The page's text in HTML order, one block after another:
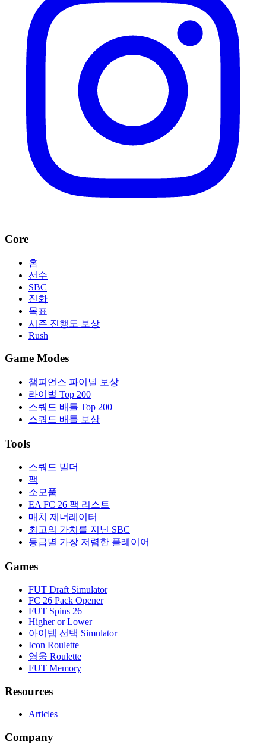
Core
홈
선수
SBC
진화
목표
시즌 진행도 보상
Rush
Game Modes
챔피언스 파이널 보상
라이벌 Top 200
스쿼드 배틀 Top 200
스쿼드 배틀 보상
Tools
스쿼드 빌더
팩
소모품
EA FC 26 팩 리스트
매치 제너레이터
최고의 가치를 지닌 SBC
등급별 가장 저렴한 플레이어
Games
FUT Draft Simulator
FC 26 Pack Opener
FUT Spins 26
Higher or Lower
아이템 선택 Simulator
Icon Roulette
영웅 Roulette
FUT Memory
Resources
Articles
Company